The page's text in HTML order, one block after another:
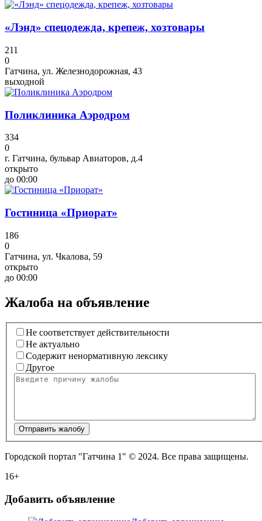
«Лэнд» спецодежда, крепеж, хозтовары
211
0
Гатчина, ул. Железнодорожная, 43
выходной
Поликлиника Аэродром
334
0
г. Гатчина, бульвар Авиаторов, д.4
открыто
до 00:00
Гостиница «Приорат»
186
0
Гатчина, ул. Чкалова, 59
открыто
до 00:00
Жалоба на объявление
Не соответствует действительности
Не актуально
Содержит ненормативную лексику
Другое
Отправить жалобу
Городской портал "Гатчина 1" © 2024. Все права защищены.
16+
Добавить объявление